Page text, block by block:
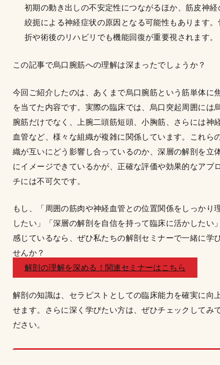
初期の動き出しの不安定性につながるほか、筋皮神経
絞扼による神経症状の原因となる可能性もあります。
折や術後のリハビリでも機能回復が重要視されます。
この記事で烏口腕筋への理解は深まったでしょうか？
今回ご紹介したのは、あくまで烏口腕筋という筋単体に
を当てた内容です。実際の臨床では、烏口突起周囲には
腕筋だけでなく、上腕二頭筋短頭、小胸筋、さらには神
血管など、様々な組織が複雑に関係しています。これら
織が互いにどう影響し合っているのか、深層の解剖を立
にイメージできているかが、正確な評価や効果的なアプ
チには不可欠です。
もし、「周囲の筋肉や神経血管との位置関係をしっかり
したい」「深層の解剖を自信を持って臨床に活かしたい
感じているなら、ぜひ私たちの解剖セミナーで一緒に学
せんか？
解剖の理解を深める！関連セミナーはこちら
解剖の知識は、セラピストとしての臨床能力を確実に向
せます。さらに深く学びたい方は、ぜひチェックしてみ
ださい。